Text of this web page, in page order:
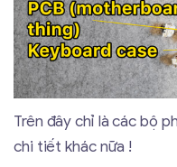
Trên đây chỉ là các bộ
chi tiết khác nữa !